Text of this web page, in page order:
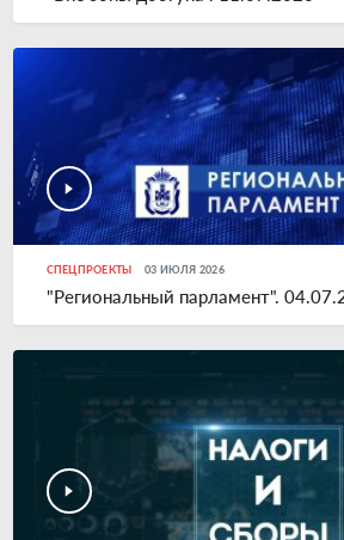
СПЕЦПРОЕКТЫ 03 ИЮЛЯ 2026
"Региональный парламент".